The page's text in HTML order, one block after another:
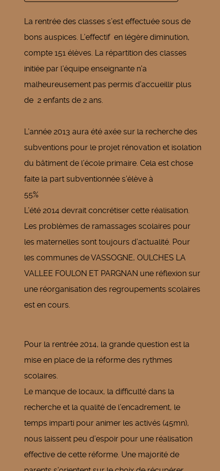
La rentrée des classes s’est effectuée sous de
bons auspices. L’effectif en légère diminution,
compte 151 élèves. La répartition des classes
initiée par l'équipe enseignante n'a
malheureusement pas permis d'accueillir plus
de 2 enfants de 2 ans.
L’année 2013 aura été axée sur la recherche des
subventions pour le projet rénovation et isolation
du bâtiment de l’école primaire. Cela est chose
faite la part subventionnée s’élève à
55%
L’été 2014 devrait concrétiser cette réalisation.
Les problèmes de ramassages scolaires pour
les maternelles sont toujours d’actualité. Pour
les communes de VASSOGNE, OULCHES LA
VALLEE FOULON ET PARGNAN une réflexion sur
une réorganisation des regroupements scolaires
est en cours.
Pour la rentrée 2014, la grande question est la
mise en place de la réforme des rythmes
scolaires.
Le manque de locaux, la difficulté dans la
recherche et la qualité de l’encadrement, le
temps imparti pour animer les activés (45mn),
nous laissent peu d’espoir pour une réalisation
effective de cette réforme. Une majorité de